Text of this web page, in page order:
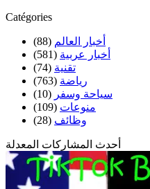
Catégories
أخبار العالم (88)
أخبار عربية (581)
تقنية (74)
رياضة (763)
سياحة وسفر (10)
منوعات (109)
وظائف (28)
أحدث المشاركات المعدلة